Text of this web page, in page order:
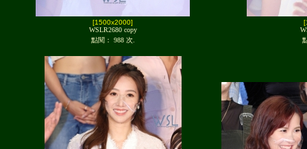
[1500x2000]
WSLR2680 copy
點閱： 988 次.